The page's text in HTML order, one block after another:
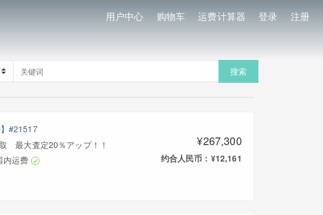
用户中心 购物车 运费计算器 登录 注册
搜索
#21517
最大査定20％アップ！！
内运费
¥267,300
约合人民币：¥12,161